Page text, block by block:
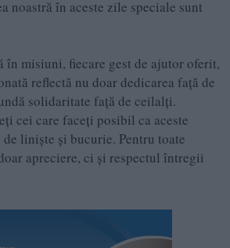
noastră în aceste zile speciale sunt
în misiuni, fiecare gest de ajutor oferit,
reflectă nu doar dedicarea față de
solidaritate față de ceilalți.
cei care faceți posibil ca aceste
liniște și bucurie. Pentru toate
apreciere, ci și respectul întregii